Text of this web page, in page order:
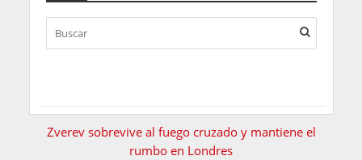
Zverev sobrevive al fuego cruzado y mantiene el
rumbo en Londres